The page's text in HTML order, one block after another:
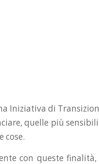
Iniziativa di
quelle più
cose.
con queste finalità,